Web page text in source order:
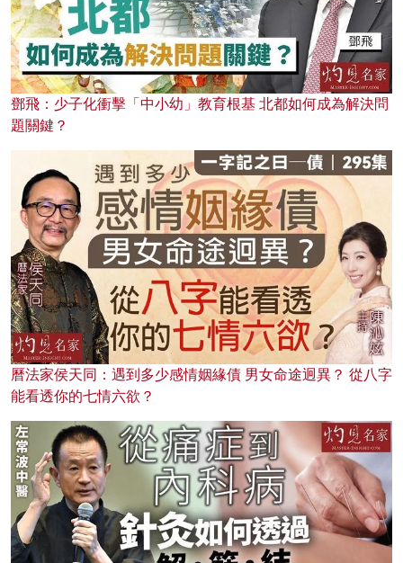
鄧飛：少子化衝擊「中小幼」教育根基 北都如何成為解決問
題關鍵？
曆法家侯天同：遇到多少感情姻緣債 男女命途迥異？ 從八字
能看透你的七情六欲？